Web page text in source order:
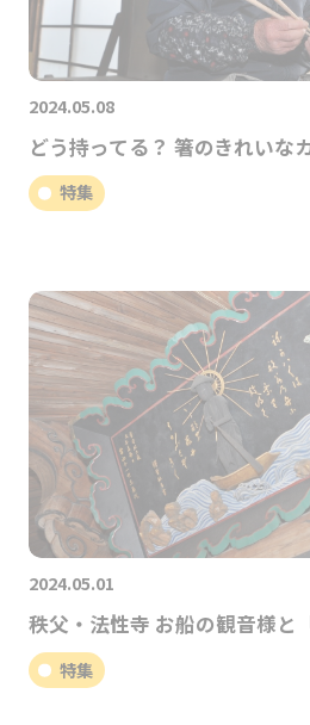
2024.05.08
どう持ってる？ 箸のきれいな
特集
2024.05.01
秩父・法性寺 お船の観音様と
特集